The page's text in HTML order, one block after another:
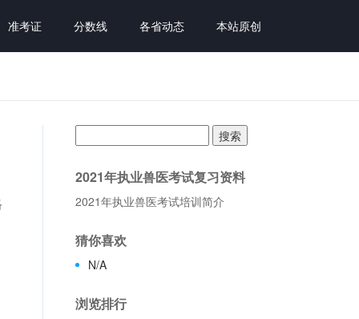
准考证 分数线 各省动态 本站原创
索：
2021年执业兽医考试复习资料
2021年执业兽医考试培训简介
猜你喜欢
N/A
浏览排行